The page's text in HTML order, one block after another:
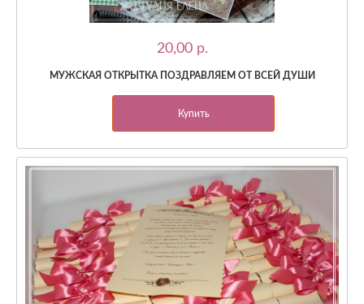
20,00 p.
МУЖСКАЯ ОТКРЫТКА ПОЗДРАВЛЯЕМ ОТ ВСЕЙ ДУШИ
Купить